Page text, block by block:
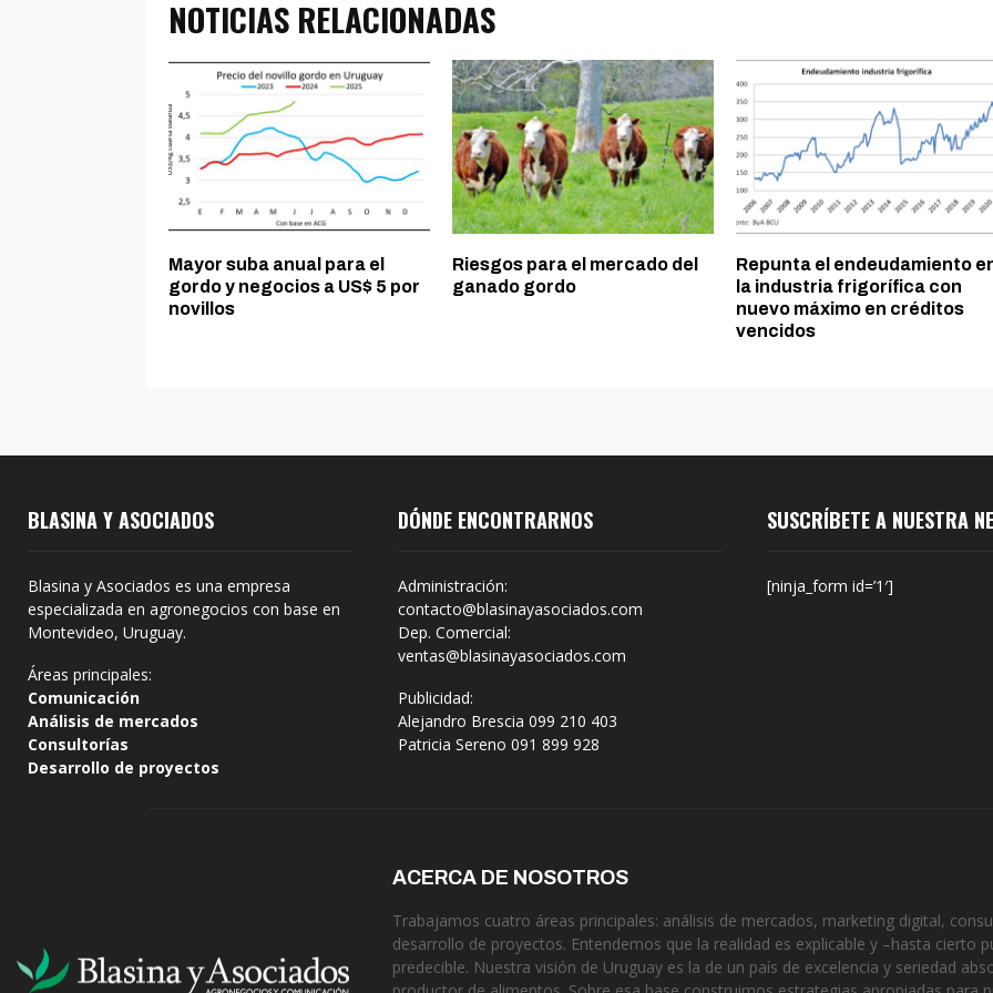
NOTICIAS RELACIONADAS
Mayor suba anual para el
gordo y negocios a US$ 5 por
novillos
Riesgos para el mercado del
ganado gordo
Repunta el endeudamiento
la industria frigorífica con
nuevo máximo en créditos
vencidos
BLASINA Y ASOCIADOS
Blasina y Asociados es una empresa
especializada en agronegocios con base en
Montevideo, Uruguay.
Áreas principales:
Comunicación
Análisis de mercados
Consultorías
Desarrollo de proyectos
DÓNDE ENCONTRARNOS
Administración:
contacto@blasinayasociados.com
Dep. Comercial:
ventas@blasinayasociados.com
Publicidad:
Alejandro Brescia 099 210 403
Patricia Sereno 091 899 928
SUSCRÍBETE A NUESTRA
[ninja_form id=’1′]
ACERCA DE NOSOTROS
Trabajamos cuatro áreas principales: análisis de mercados, marketing digital,
desarrollo de proyectos. Entendemos que la realidad es explicable y –hasta cierto
predecible. Nuestra visión de Uruguay es la de un país de excelencia y seriedad